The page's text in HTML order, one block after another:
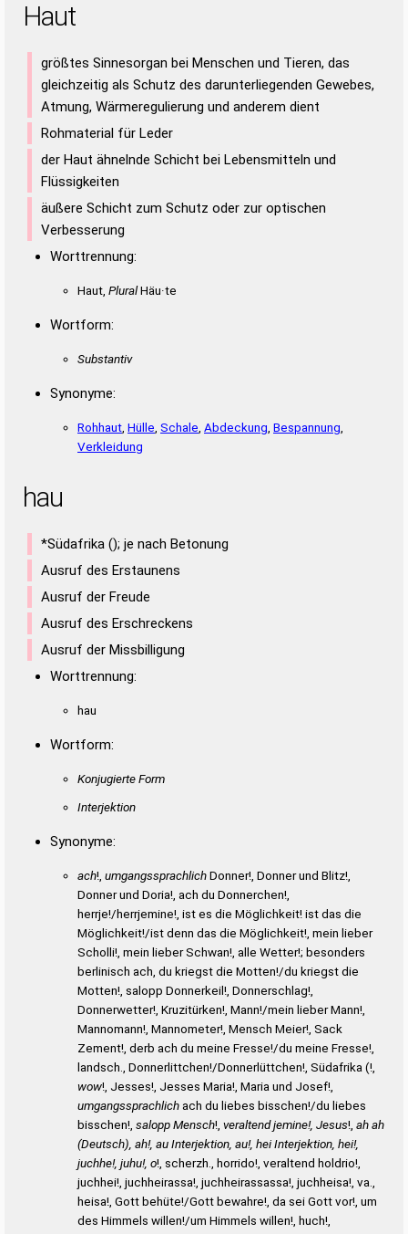
Haut
größtes Sinnesorgan bei Menschen und Tieren, das
gleichzeitig als Schutz des darunterliegenden Gewebes,
Atmung, Wärmeregulierung und anderem dient
Rohmaterial für Leder
der Haut ähnelnde Schicht bei Lebensmitteln und
Flüssigkeiten
äußere Schicht zum Schutz oder zur optischen
Verbesserung
Worttrennung:
Haut, PluralHäu·te
Wortform:
Substantiv
Synonyme:
Rohhaut Hülle Schale Abdeckung Bespannung
Verkleidung
hau
*Südafrika (); je nach Betonung
Ausruf des Erstaunens
Ausruf der Freude
Ausruf des Erschreckens
Ausruf der Missbilligung
Worttrennung:
hau
Wortform:
Konjugierte Form
Interjektion
Synonyme:
ach!, umgangssprachlichDonner!, Donner und Blitz!,
Donner und Doria!, ach du Donnerchen!,
herrje!/herrjemine!, ist es die Möglichkeit! ist das die
Möglichkeit!/ist denn das die Möglichkeit!, mein lieber
Scholli!, mein lieber Schwan!, alle Wetter!; besonders
berlinisch ach, du kriegst die Motten!/du kriegst die
Motten!, salopp Donnerkeil!, Donnerschlag!,
Donnerwetter!, Kruzitürken!, Mann!/mein lieber Mann!,
Mannomann!, Mannometer!, Mensch Meier!, Sack
Zement!, derb ach du meine Fresse!/du meine Fresse!,
landsch., Donnerlittchen!/Donnerlüttchen!, Südafrika (!,
wow!, Jesses!, Jesses Maria!, Maria und Josef!,
umgangssprachlichach du liebes bisschen!/du liebes
bisschen!, salopp Mensch!, veraltend jemine!, Jesus!, ah ah
(Deutsch), ah!, au Interjektion, au!, hei Interjektion, hei!,
juchhe!, juhu!, o!, scherzh., horrido!, veraltend holdrio!,
juchhei!, juchheirassa!, juchheirassassa!, juchheisa!, va.,
heisa!, Gott behüte!/Gott bewahre!, da sei Gott vor!, um
des Himmels willen!/um Himmels willen!, huch!,